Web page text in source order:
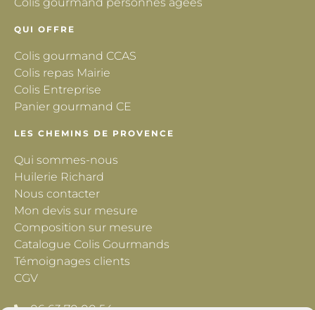
QUI OFFRE
Colis gourmand CCAS
Colis repas Mairie
Colis Entreprise
Panier gourmand CE
LES CHEMINS DE PROVENCE
Qui sommes-nous
Huilerie Richard
Nous contacter
Mon devis sur mesure
Composition sur mesure
Catalogue Colis Gourmands
Témoignages clients
CGV